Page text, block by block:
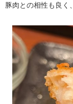
豚肉との相性も良く